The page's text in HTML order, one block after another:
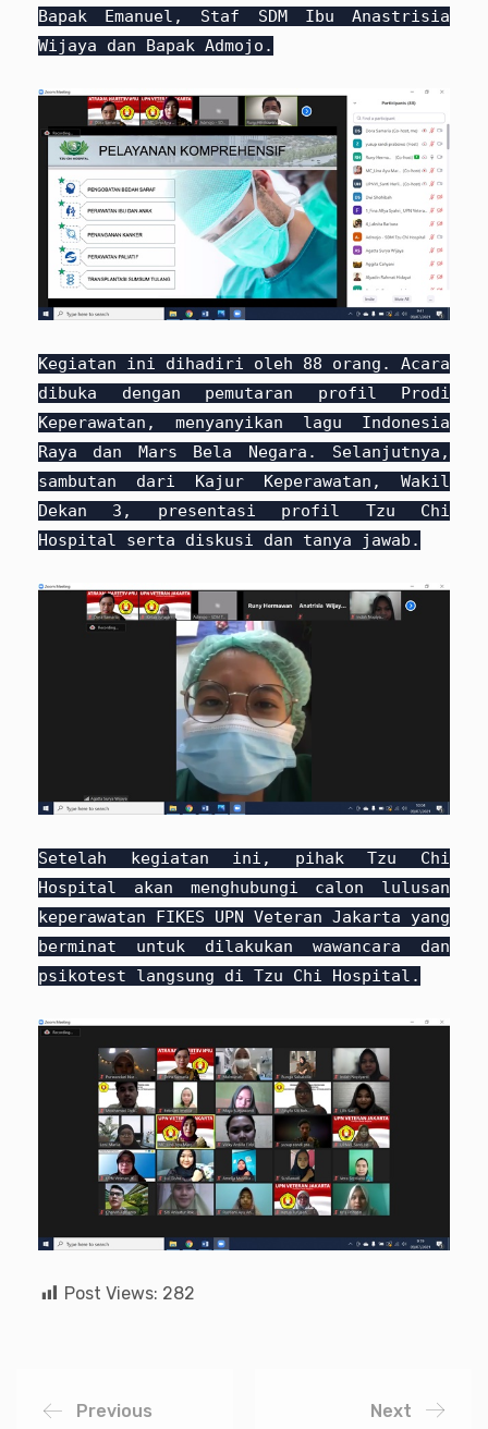
Bapak Emanuel, Staf SDM Ibu Anastrisia
Wijaya dan Bapak Admojo.
Kegiatan ini dihadiri oleh 88 orang. Acara
dibuka dengan pemutaran profil Prodi
Keperawatan, menyanyikan lagu Indonesia
Raya dan Mars Bela Negara. Selanjutnya,
sambutan dari Kajur Keperawatan, Wakil
Dekan 3, presentasi profil Tzu Chi
Hospital serta diskusi dan tanya jawab.
Setelah kegiatan ini, pihak Tzu Chi
Hospital akan menghubungi calon lulusan
keperawatan FIKES UPN Veteran Jakarta yang
berminat untuk dilakukan wawancara dan
psikotest langsung di Tzu Chi Hospital.
Post Views: 282
Previous Next